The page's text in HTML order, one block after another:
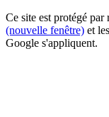
Ce site est protégé
(nouvelle fenêtre) et les
Google s'appliquent.